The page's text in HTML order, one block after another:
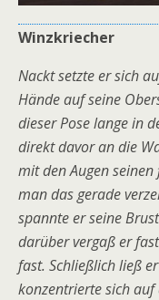
Winzkriecher
Nackt setzte er sich
Hände auf seine
dieser Pose lange in
direkt davor an die
mit den Augen
man das gerade
spannte er seine
darüber vergaß er
fast. Schließlich ließ
konzentrierte sich